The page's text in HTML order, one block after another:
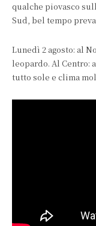
qualche piovasco
Sud, bel tempo
Lunedì 2 agosto: al
leopardo. Al Centro:
tutto sole e clima